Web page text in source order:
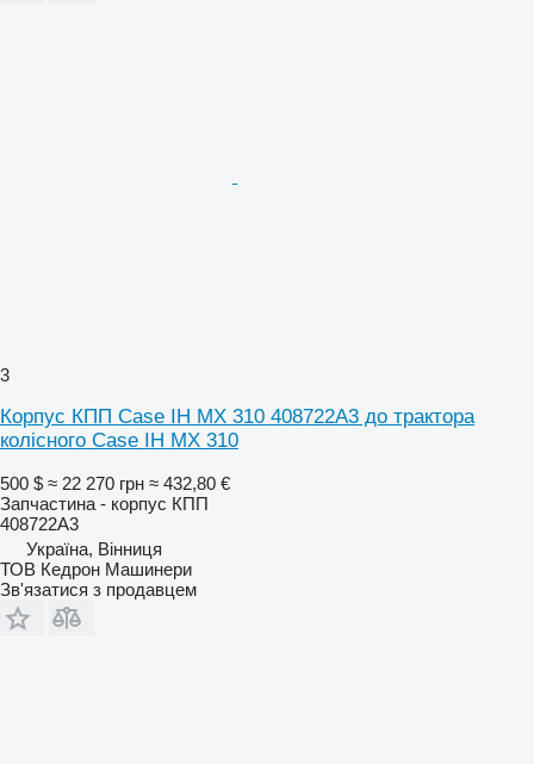
3
Корпус КПП Case IH MX 310 408722A3 до трактора
колісного Case IH MX 310
500 $ ≈ 22 270 грн ≈ 432,80 €
Запчастина - корпус КПП
408722A3
Україна, Вінниця
ТОВ Кедрон Машинери
Зв'язатися з продавцем